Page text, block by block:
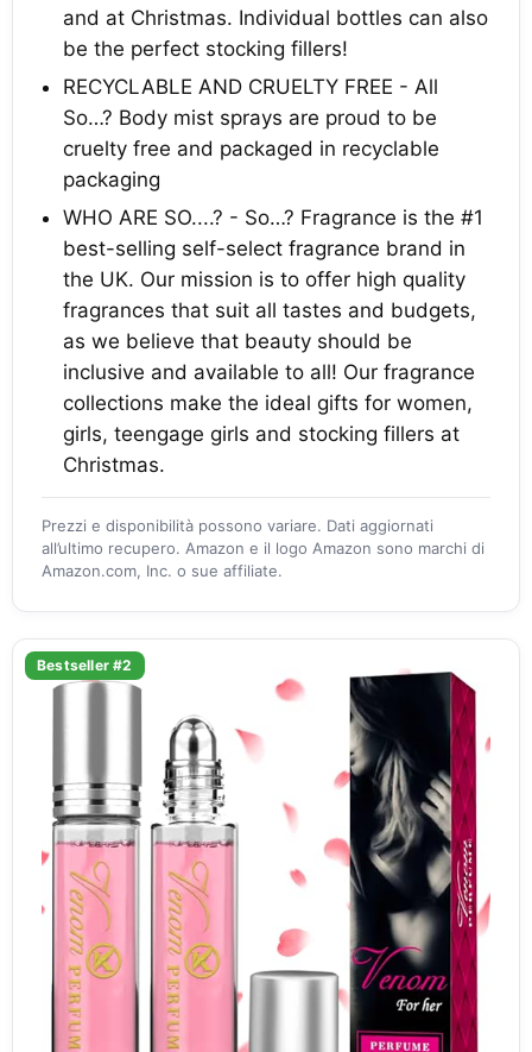
and at Christmas. Individual bottles can also
be the perfect stocking fillers!
RECYCLABLE AND CRUELTY FREE - All
So…? Body mist sprays are proud to be
cruelty free and packaged in recyclable
packaging
WHO ARE SO....? - So…? Fragrance is the #1
best-selling self-select fragrance brand in
the UK. Our mission is to offer high quality
fragrances that suit all tastes and budgets,
as we believe that beauty should be
inclusive and available to all! Our fragrance
collections make the ideal gifts for women,
girls, teengage girls and stocking fillers at
Christmas.
Prezzi e disponibilità possono variare. Dati aggiornati
all’ultimo recupero. Amazon e il logo Amazon sono marchi di
Amazon.com, Inc. o sue affiliate.
Bestseller #2